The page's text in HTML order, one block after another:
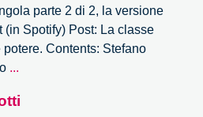
parte 2 di 2, la versione
(in Spotify) Post: La classe
Contents: Stefano
...
–